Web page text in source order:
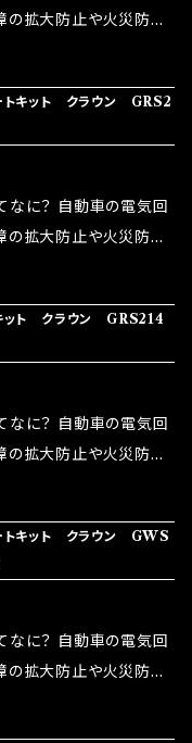
） ・ターボ車のターボ
ウンユースだけでなく、
の実証実験の上、 製
属プレートが接触する
になります。 ◇マジカル
ヒューズは放電防止効
り、このような効果を
スポンスの向上 ・アイ
） ・ターボ車のターボ
ウンユースだけでなく、
での実証実験の上、 製
の拡大防止や火災防止
供給を行っています。
い去れない欠点があり
露出している為、空気
属プレートが接触する
なります。 ◇マジカル
ヒューズは放電防止効
り、このような効果を
スポンスの向上 ・アイ
） ・ターボ車のターボ
ウンユースだけでなく、
の実証実験の上、 製
トキット クラウン GRS2
なに？ 自動車の電気回
の拡大防止や火災防止
供給を行っています。
い去れない欠点があり
露出している為、空気
属プレートが接触する
になります。 ◇マジカル
ヒューズは放電防止効
り、このような効果を
スポンスの向上 ・アイ
） ・ターボ車のターボ
ット クラウン GRS214
なに？ 自動車の電気回
の拡大防止や火災防止
供給を行っています。
い去れない欠点があり
露出している為、空気
属プレートが接触する
トキット クラウン GWS
なに？ 自動車の電気回
の拡大防止や火災防止